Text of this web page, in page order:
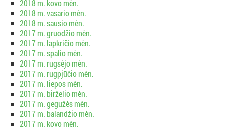
2018 m. kovo mėn.
2018 m. vasario mėn.
2018 m. sausio mėn.
2017 m. gruodžio mėn.
2017 m. lapkričio mėn.
2017 m. spalio mėn.
2017 m. rugsėjo mėn.
2017 m. rugpjūčio mėn.
2017 m. liepos mėn.
2017 m. birželio mėn.
2017 m. gegužės mėn.
2017 m. balandžio mėn.
2017 m. kovo mėn.